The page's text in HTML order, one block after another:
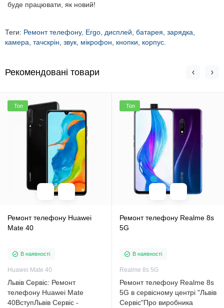
буде працювати, як новий!
Теги: Ремонт телефону, Ergo дисплей батарея зарядка
камера тачскрін звук мікрофон кнопки корпус.
Рекомендовані товари
Топ
Ремонт телефону Huawei
Mate 40
В наявності
Huawei Mate 40
Львів Сервіс: Ремонт
телефону Huawei Mate
40ВступЛьвів Сервіс -
Топ
Ремонт телефону Realme 8s
5G
В наявності
Realme 8s 5G
Ремонт телефону Realme 8s
5G в сервісному центрі "Львів
Сервіс"Про виробника